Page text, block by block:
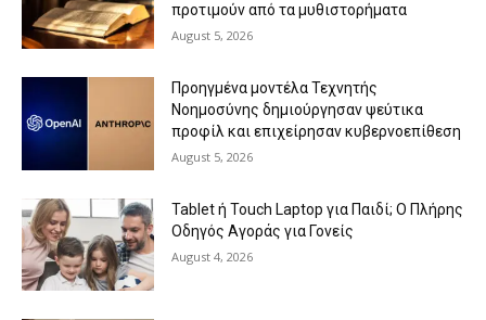
προτιμούν από τα μυθιστορήματα
August 5, 2026
Προηγμένα μοντέλα Τεχνητής
Νοημοσύνης δημιούργησαν ψεύτικα
προφίλ και επιχείρησαν κυβερνοεπίθεση
August 5, 2026
Tablet ή Touch Laptop για Παιδί; Ο Πλήρης
Οδηγός Αγοράς για Γονείς
August 4, 2026